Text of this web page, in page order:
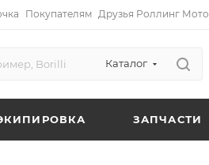
Покупателям Друзья Роллинг Мото
Каталог
ЗАПЧАСТИ